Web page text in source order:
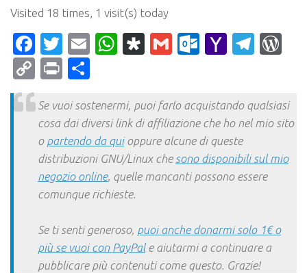
Visited 18 times, 1 visit(s) today
Facebook
Twitter
EmailWhatsApp
Diaspora
Gmail Yahoo
CopyPrint
Se vuoi sostenermi, puoi farlo acquistando qualsiasi
cosa dai diversi link di affiliazione che ho nel mio sito
o partendo da quioppure alcune di queste
distribuzioni GNU/Linux che sono disponibili sul mio
negozio online, quelle mancanti possono essere
comunque richieste.
Se ti senti generoso, puoi anche donarmi solo 1€ o
più se vuoi con PayPale aiutarmi a continuare a
pubblicare più contenuti come questo. Grazie!